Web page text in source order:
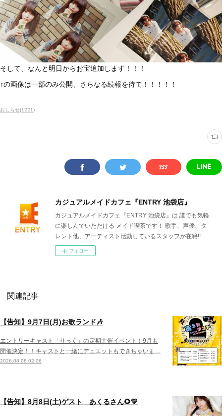
そして、なんと明日からお宝追加します！！！
↑の画像は一部のみ公開、さらなる続報を待て！！！！！
おしらせ(1221)
カジュアルメイドカフェ『ENTRY 池袋店』
カジュアルメイドカフェ『ENTRY 池袋店』は 誰でも気軽
に楽しんでいただける メイド喫茶です！ 歌手、声優、タ
レント他、アーティスト活動しているスタッフが在籍!!
フォロー
関連記事
【告知】9月7日(月)お歌ランド🎶
エントリーキャスト「りっく」の定期主催イベント！9月も
開催決定！！キャストと一緒にデュエットもできちゃいま…
2026.08.08 02:06
【告知】8月8日(土)ゲスト あくるさん🌻💛